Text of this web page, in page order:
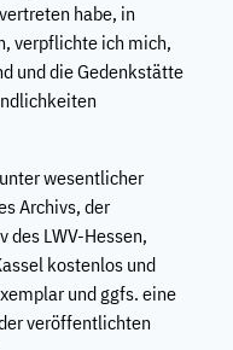
habe, in
verpflichte ich mich,
und die Gedenkstätte
wesentlicher
Archivs, der
des LWV-Hessen,
kostenlos und
und ggfs. eine
veröffentlichten